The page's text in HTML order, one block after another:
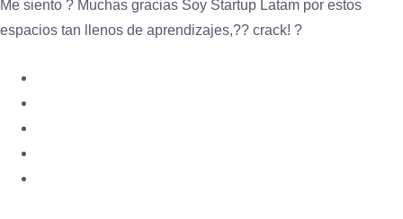
Me siento ? Muchas gracias Soy Startup Latam por estos
espacios tan llenos de aprendizajes,?? crack! ?